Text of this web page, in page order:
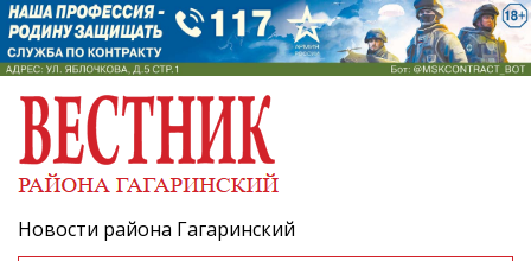
Новости района Гагаринский